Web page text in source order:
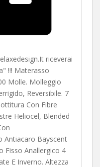
riceverai
!!! Materasso
Molle. Molleggio
Reversibile. 7
Con Fibre
Heliocel, Blended
Antiacaro Bayscent
Fisso Anallergico 4
E Inverno. Altezza